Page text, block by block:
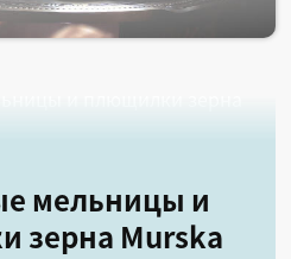
мельницы и
зерна Murska